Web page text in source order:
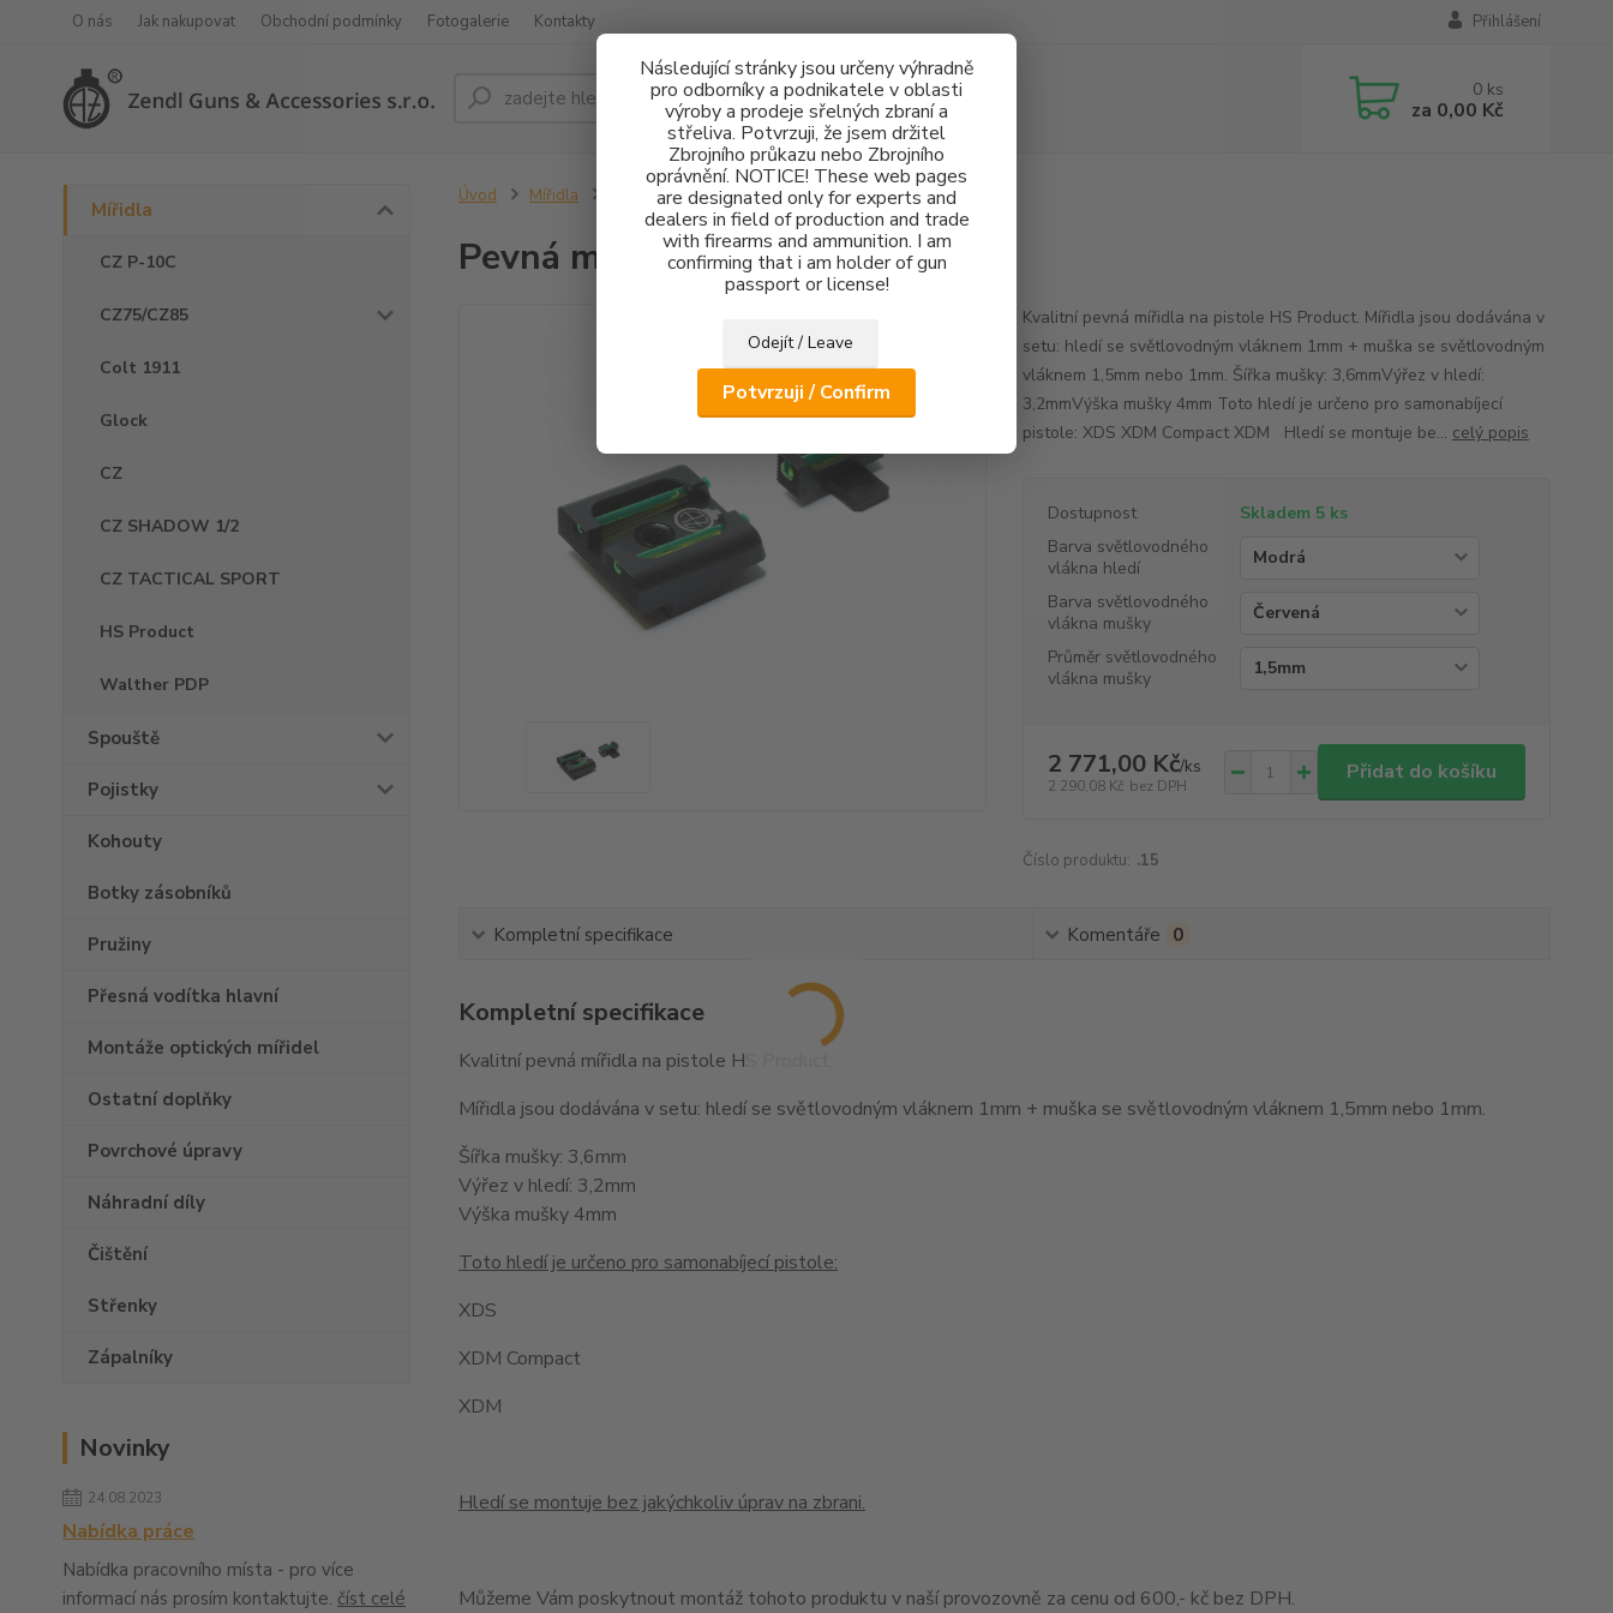
Následující stránky jsou určeny výhradně
pro odborníky a podnikatele v oblasti
výroby a prodeje sřelných zbraní a
střeliva. Potvrzuji, že jsem držitel
Zbrojního průkazu nebo Zbrojního
oprávnění. NOTICE! These web pages
are designated only for experts and
dealers in field of production and trade
with firearms and ammunition. I am
confirming that i am holder of gun
passport or license!
Odejít / Leave
Potvrzuji / Confirm
O nás Jak nakupovat Obchodní podmínky Fotogalerie Kontakty Přihlášení
Hledat 0 ks
za 0,00 Kč
Mířidla
CZ P-10C
CZ75/CZ85
Colt 1911
Glock
CZ
CZ SHADOW 1/2
CZ TACTICAL SPORT
HS Product
Walther PDP
Spouště
Pojistky
Kohouty
Botky zásobníků
Pružiny
Přesná vodítka hlavní
Montáže optických mířidel
Ostatní doplňky
Povrchové úpravy
Náhradní díly
Čištění
Střenky
Zápalníky
Novinky
24.08.2023
Nabídka práce
Nabídka pracovního místa - pro více
informací nás prosím kontaktujte. číst celé
Úvod Mířidla Pevná mířidla HS Product FO
Pevná mířidla HS Product FO
Kvalitní pevná mířidla na pistole HS Product. Mířidla jsou dodávána v
setu: hledí se světlovodným vláknem 1mm + muška se světlovodným
vláknem 1,5mm nebo 1mm. Šířka mušky: 3,6mmVýřez v hledí:
3,2mmVýška mušky 4mm Toto hledí je určeno pro samonabíjecí
pistole: XDS XDM Compact XDM Hledí se montuje be... celý popis
Dostupnost
Skladem 5 ks
Barva světlovodného
vlákna hledí
Barva světlovodného
vlákna mušky
Průměr světlovodného
vlákna mušky
2 771,00 Kč/ks
2 290,08 Kč bez DPH
Přidat do košíku
Číslo produktu: .15
Kompletní specifikace Komentáře 0
Kompletní specifikace
Kvalitní pevná mířidla na pistole HS Product.
Mířidla jsou dodávána v setu: hledí se světlovodným vláknem 1mm + muška se světlovodným vláknem 1,5mm nebo 1mm.
Šířka mušky: 3,6mm
Výřez v hledí: 3,2mm
Výška mušky 4mm
Toto hledí je určeno pro samonabíjecí pistole:
XDS
XDM Compact
XDM
Hledí se montuje bez jakýchkoliv úprav na zbrani.
Můžeme Vám poskytnout montáž tohoto produktu v naší provozovně za cenu od 600,- kč bez DPH.